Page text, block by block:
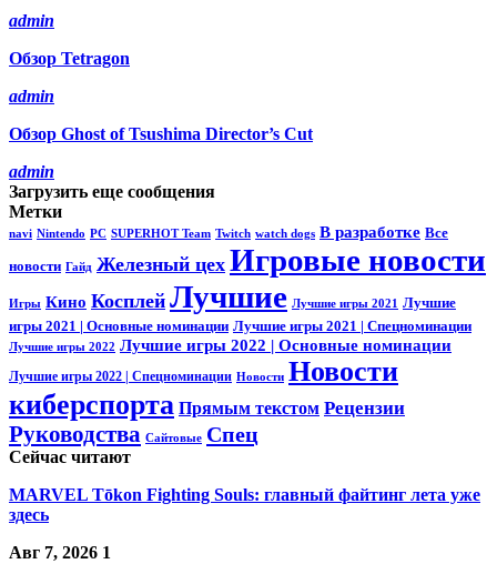
admin
Обзор Tetragon
admin
Обзор Ghost of Tsushima Director’s Cut
admin
Загрузить еще сообщения
Метки
navi Nintendo PC SUPERHOT Team Twitch watch dogs В разработке Все
новости Гайд Железный цех Игровые новости
Игры Кино Косплей Лучшие Лучшие игры 2021 Лучшие
игры 2021 | Основные номинации Лучшие игры 2021 | Спецноминации
Лучшие игры 2022 Лучшие игры 2022 | Основные номинации
Лучшие игры 2022 | Спецноминации Новости Новости
киберспорта Прямым текстом Рецензии
Руководства Сайтовые Спец
Сейчас читают
MARVEL Tōkon Fighting Souls: главный файтинг лета уже
здесь
Авг 7, 2026 1